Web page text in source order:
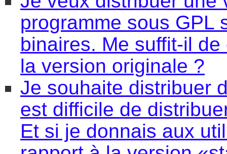
programme sous GPL
binaires. Me suffit-il
la version originale ?
Je souhaite distribuer
est difficile de
Et si je donnais aux